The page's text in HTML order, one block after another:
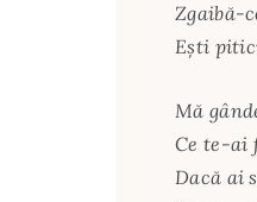
Zgaibă-
Eşti
Mă
Ce te-ai
Dacă ai